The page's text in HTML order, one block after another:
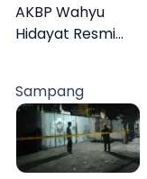
Organisasi
AKBP Wahyu
Hidayat Resmi
Disambut Tradisi
Gerbang Pora
Sampang